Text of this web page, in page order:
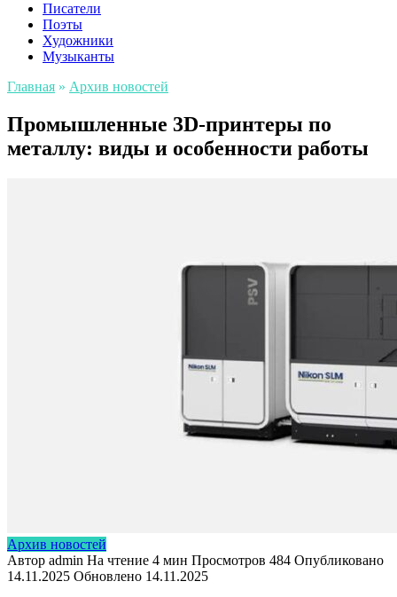
Писатели
Поэты
Художники
Музыканты
Главная » Архив новостей
Промышленные 3D-принтеры по
металлу: виды и особенности работы
Архив новостей
Автор admin На чтение 4 мин Просмотров 484 Опубликовано
14.11.2025 Обновлено 14.11.2025